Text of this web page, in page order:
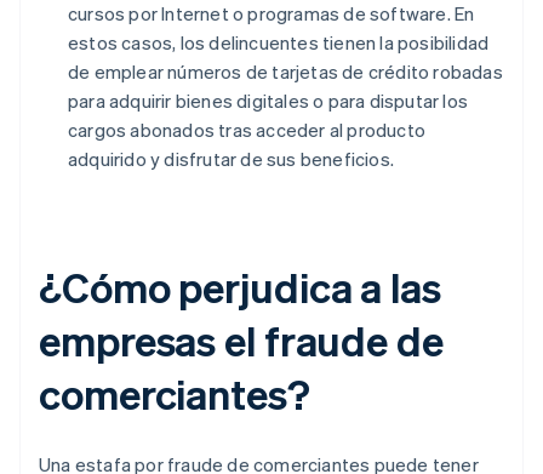
cursos por Internet o programas de software. En
estos casos, los delincuentes tienen la posibilidad
de emplear números de tarjetas de crédito robadas
para adquirir bienes digitales o para disputar los
cargos abonados tras acceder al producto
adquirido y disfrutar de sus beneficios.
¿Cómo perjudica a las
empresas el fraude de
comerciantes?
Una estafa por fraude de comerciantes puede tener